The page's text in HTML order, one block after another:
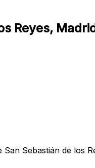
Reyes,
Sebastián de los